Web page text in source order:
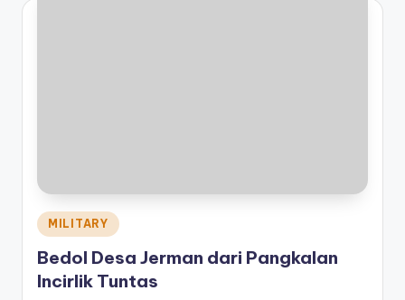
Posted
in
MILITARY
Bedol Desa Jerman dari Pangkalan
Incirlik Tuntas